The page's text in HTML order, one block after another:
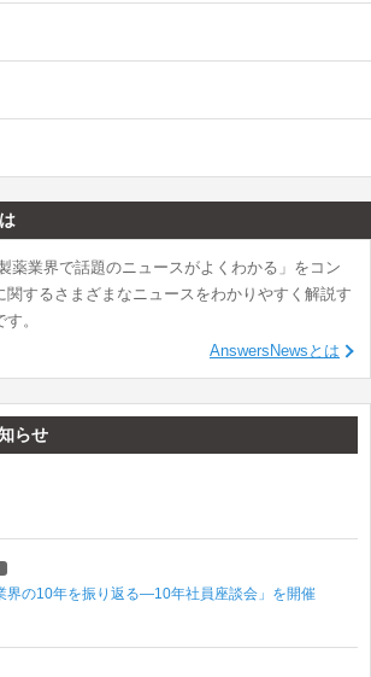
薬業界で話題のニュースがよくわかる」をコン
関するさまざまなニュースをわかりやすく解説す
。
AnswersNewsとは
らせ
界の10年を振り返る―10年社員座談会」を開催